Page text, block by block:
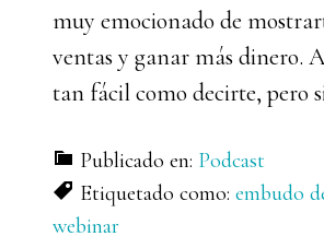
muy emocionado de
ventas y ganar más dinero.
tan fácil como decirte, pero
Publicado en: Podcast
Etiquetado como: embudo
webinar